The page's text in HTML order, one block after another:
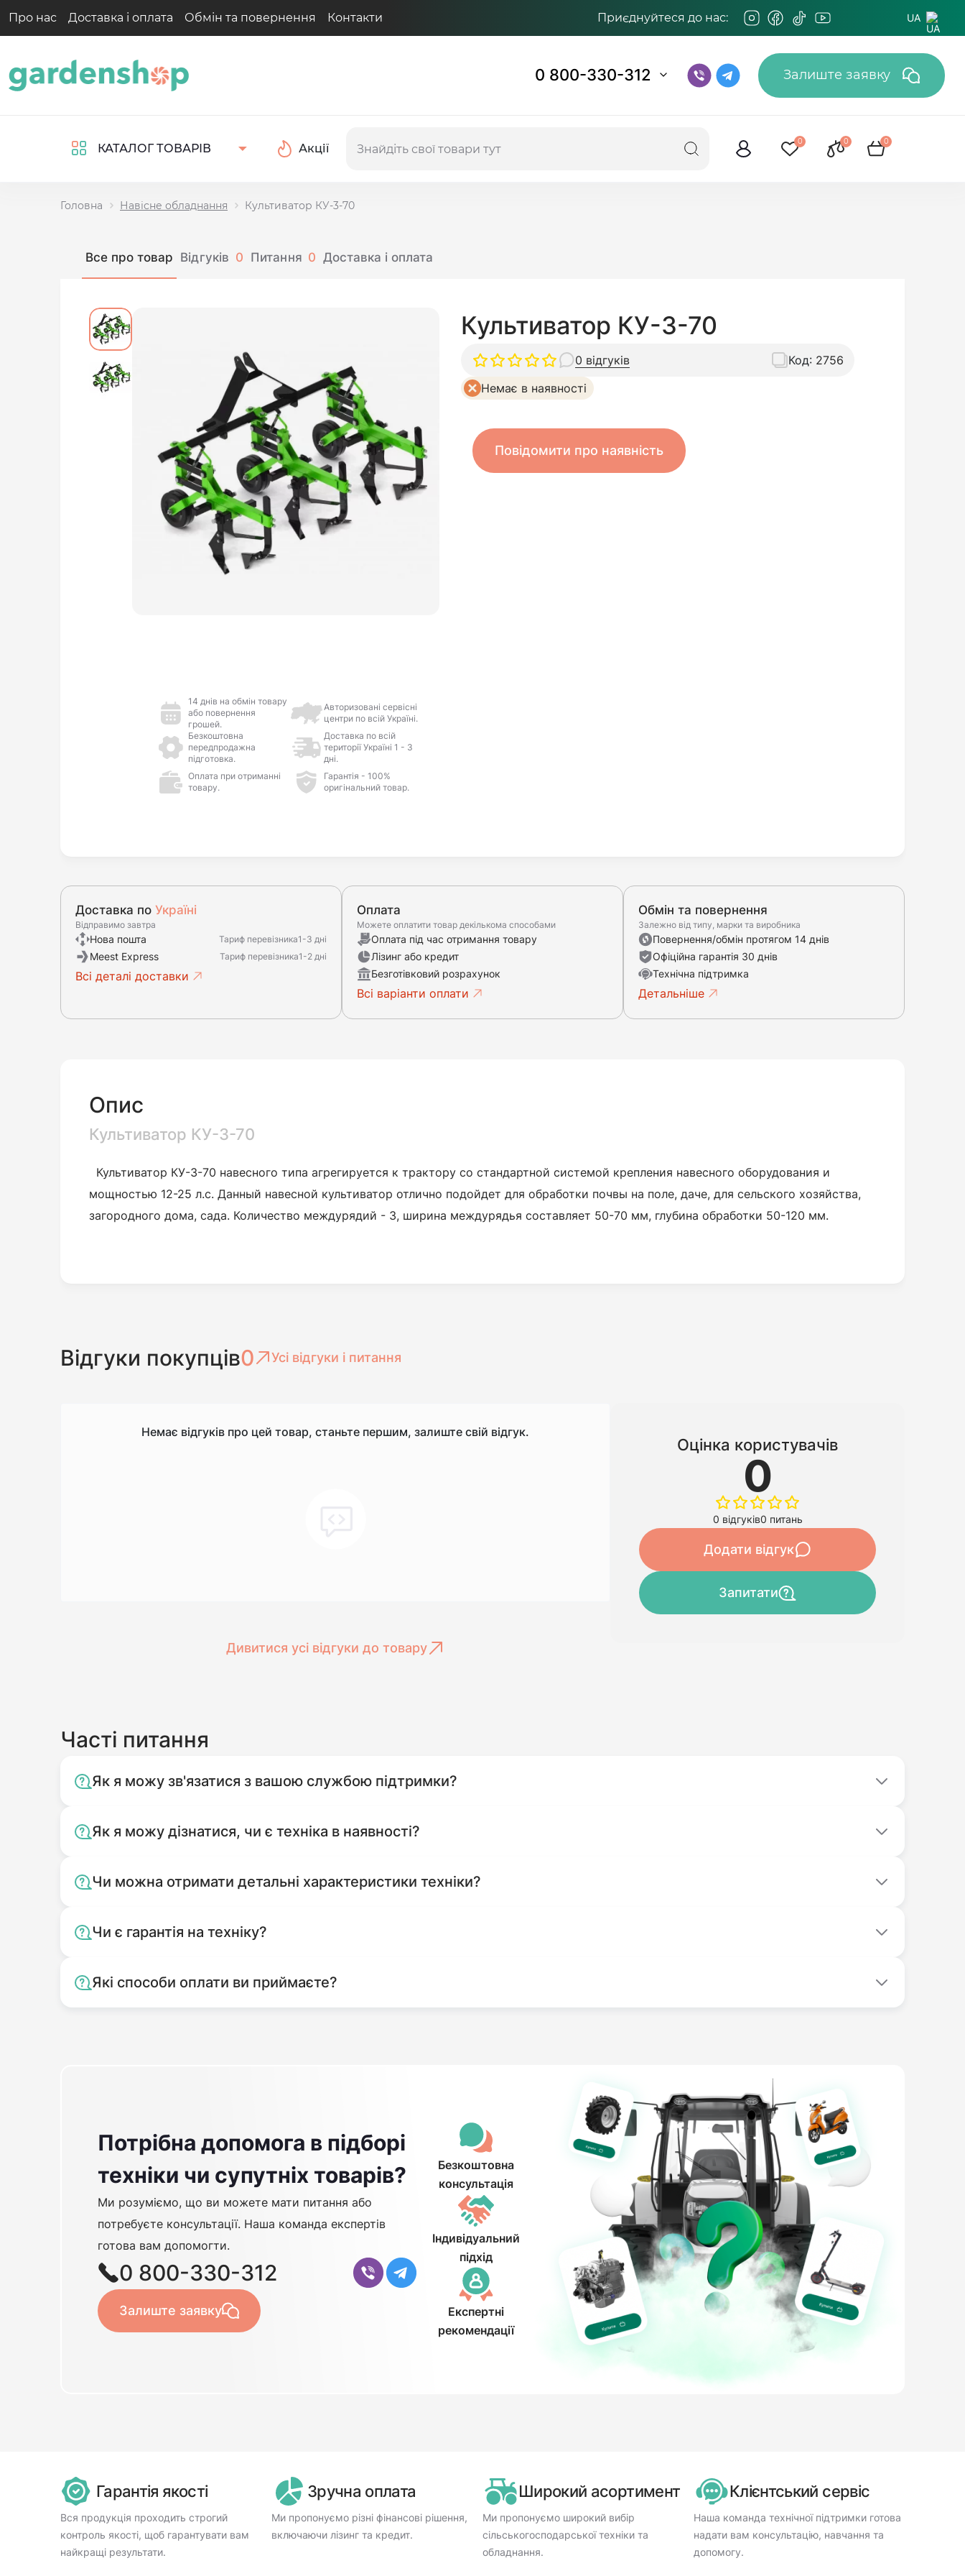
Про нас Доставка і оплата Обмін та повернення Контакти Приєднуйтеся до нас: UA
0 800-330-312 Залиште заявку
КАТАЛОГ ТОВАРІВ Акції
0 0 0
Головна Навісне обладнання Культиватор КУ-3-70
Все про товар Відгуків 0 Питання 0 Доставка і оплата
14 днів на обмін товару
або повернення
грошей.
Авторизовані сервісні
центри по всій Україні.
Безкоштовна
передпродажна
підготовка.
Доставка по всій
території Україні 1 - 3
дні.
Оплата при отриманні
товару.
Гарантія - 100%
оригінальний товар.
Культиватор КУ-3-70
0 відгуків Код: 2756
Немає в наявності
Повідомити про наявність
Доставка по Україні
Відправимо завтра
Нова пошта Тариф перевізника1-3 дні
Meest Express Тариф перевізника1-2 дні
Всі деталі доставки
Оплата
Можете оплатити товар декількома способами
Оплата під час отримання товару
Лізинг або кредит
Безготівковий розрахунок
Всі варіанти оплати
Обмін та повернення
Залежно від типу, марки та виробника
Повернення/обмін протягом 14 днів
Офіційна гарантія 30 днів
Технічна підтримка
Детальніше
Опис
Культиватор КУ-3-70
Культиватор КУ-3-70 навесного типа агрегируется к трактору со стандартной системой крепления навесного оборудования и
мощностью 12-25 л.с. Данный навесной культиватор отлично подойдет для обработки почвы на поле, даче, для сельского хозяйства,
загородного дома, сада. Количество междурядий - 3, ширина междурядья составляет 50-70 мм, глубина обработки 50-120 мм.
Відгуки покупців0 Усі відгуки і питання
Немає відгуків про цей товар, станьте першим, залиште свій відгук.
Дивитися усі відгуки до товару
Оцінка користувачів
0
0 відгуків0 питань
Додати відгук
Запитати
Часті питання
Як я можу зв'язатися з вашою службою підтримки?
Як я можу дізнатися, чи є техніка в наявності?
Чи можна отримати детальні характеристики техніки?
Чи є гарантія на техніку?
Які способи оплати ви приймаєте?
Потрібна допомога в підборі
техніки чи супутніх товарів?
Ми розуміємо, що ви можете мати питання або
потребуєте консультації. Наша команда експертів
готова вам допомогти.
0 800-330-312
Залиште заявку
Безкоштовна
консультація
Індивідуальний
підхід
Експертні
рекомендації
Гарантія якості
Вся продукція проходить строгий
контроль якості, щоб гарантувати вам
найкращі результати.
Зручна оплата
Ми пропонуємо різні фінансові рішення,
включаючи лізинг та кредит.
Широкий асортимент
Ми пропонуємо широкий вибір
сільськогосподарської техніки та
обладнання.
Клієнтський сервіс
Наша команда технічної підтримки готова
надати вам консультацію, навчання та
допомогу.